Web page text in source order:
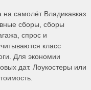
на самолёт Владикавказ
сборы, сборы
спрос и
класс
Для экономии
дат. Лоукостеры или